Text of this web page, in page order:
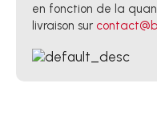
en fonction de la
livraison sur